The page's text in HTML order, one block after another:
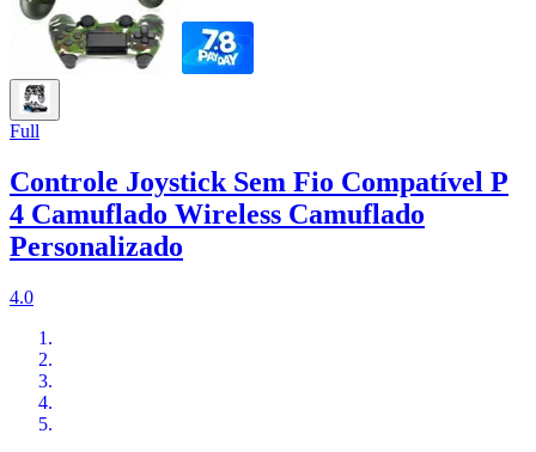
Full
Controle Joystick Sem Fio Compatível P
4 Camuflado Wireless Camuflado
Personalizado
4.0